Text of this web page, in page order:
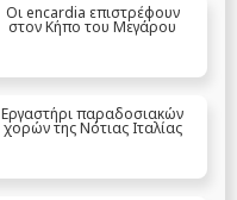
Οι encardia επιστρέφουν
στον Κήπο του Μεγάρου
Eργαστήρι παραδοσιακών
χορών της Νότιας Ιταλίας